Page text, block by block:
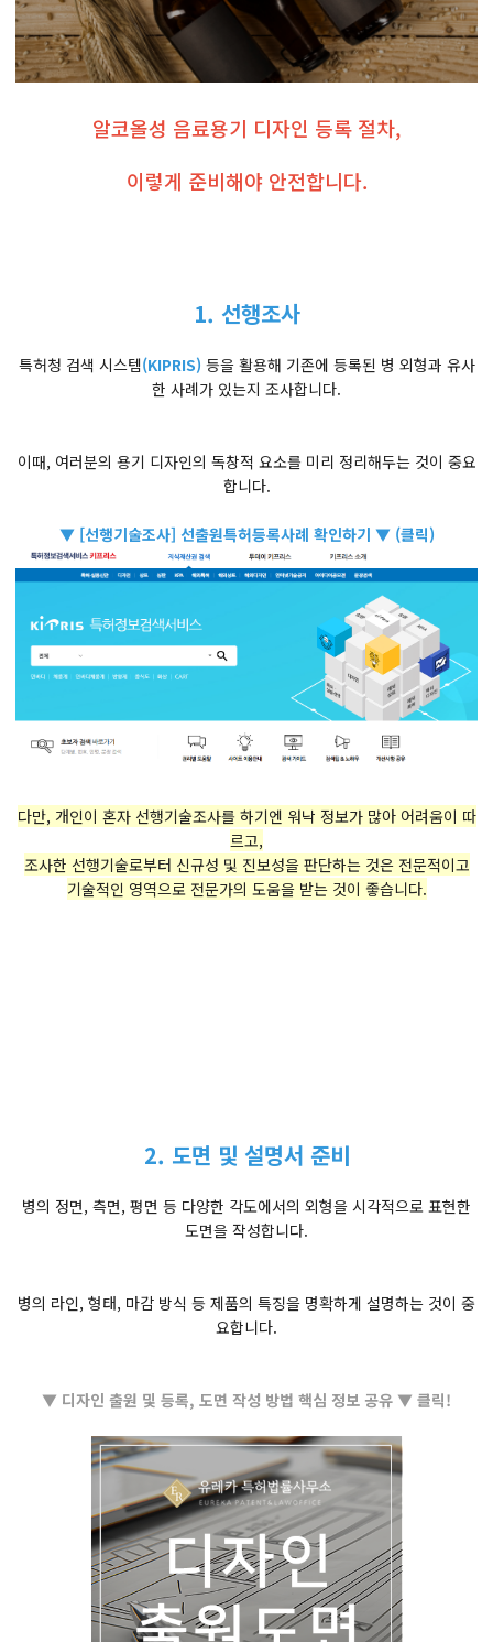
알코올성 음료용기 디자인 등록 절차,
이렇게 준비해야 안전합니다.
1. 선행조사
특허청 검색 시스템(KIPRIS) 등을 활용해 기존에 등록된 병 외형과 유사
한 사례가 있는지 조사합니다.
이때, 여러분의 용기 디자인의 독창적 요소를 미리 정리해두는 것이 중요
합니다.
▼ [선행기술조사] 선출원특허등록사례 확인하기 ▼ (클릭)
다만, 개인이 혼자 선행기술조사를 하기엔 워낙 정보가 많아 어려움이 따
르고,
조사한 선행기술로부터 신규성 및 진보성을 판단하는 것은 전문적이고
기술적인 영역으로 전문가의 도움을 받는 것이 좋습니다.
2. 도면 및 설명서 준비
병의 정면, 측면, 평면 등 다양한 각도에서의 외형을 시각적으로 표현한
도면을 작성합니다.
병의 라인, 형태, 마감 방식 등 제품의 특징을 명확하게 설명하는 것이 중
요합니다.
▼ 디자인 출원 및 등록, 도면 작성 방법 핵심 정보 공유 ▼ 클릭!